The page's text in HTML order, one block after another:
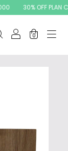
30% OFF PLAN
0